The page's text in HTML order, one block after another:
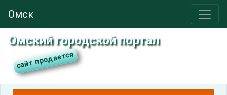
Омск
Омский городской портал